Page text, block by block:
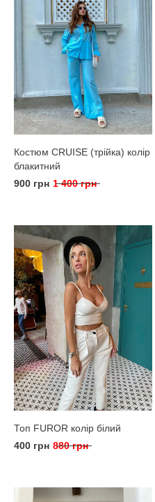
Костюм CRUISE (трійка) колір
блакитний
900 грн 1 400 грн
Топ FUROR колір білий
400 грн 880 грн